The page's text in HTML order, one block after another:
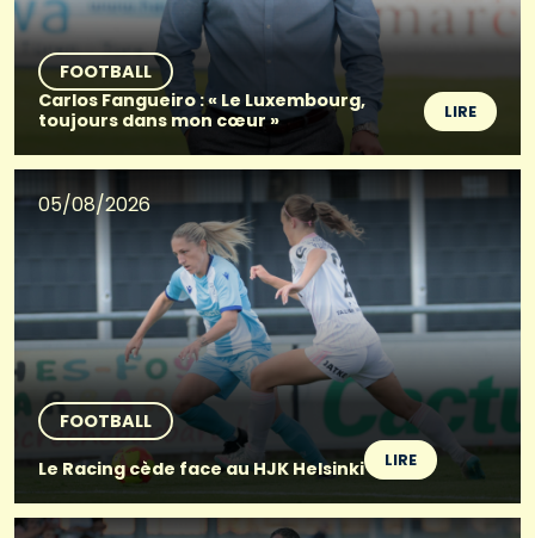
FOOTBALL
Carlos Fangueiro : « Le Luxembourg,
toujours dans mon cœur »
LIRE
05/08/2026
FOOTBALL
Le Racing cède face au HJK Helsinki
LIRE